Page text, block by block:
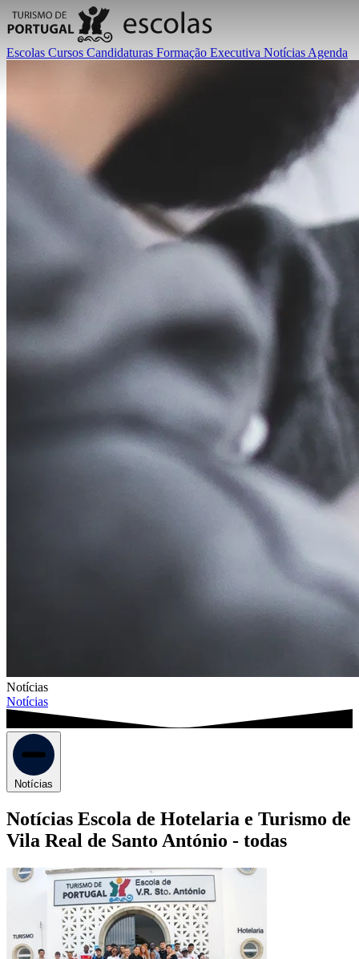
Escolas Cursos Candidaturas Formação Executiva Notícias Agenda
Notícias
Notícias
Notícias
Notícias Escola de Hotelaria e Turismo de
Vila Real de Santo António - todas